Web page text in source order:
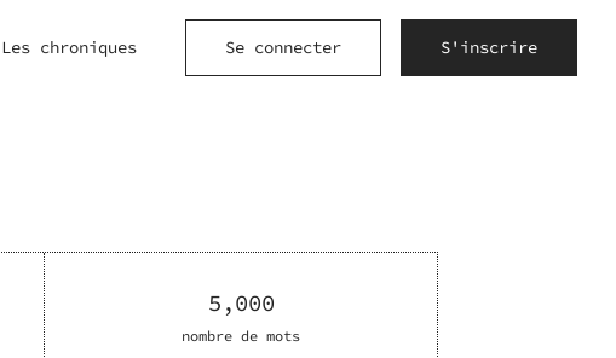
Les chroniques Se connecter S'inscrire
5,000
nombre de mots